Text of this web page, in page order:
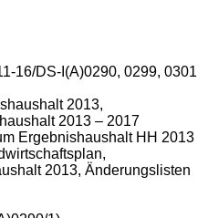
I(A)0290, 0299, 0301
2013,
2013 – 2017
Ergebnishaushalt HH 2013
2013, Änderungslisten